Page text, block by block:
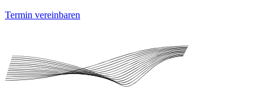
Termin vereinbaren